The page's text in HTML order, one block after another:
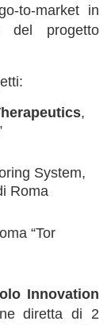
to-market in
del progetto
,
System,
Roma
“Tor
Innovation
diretta di 2